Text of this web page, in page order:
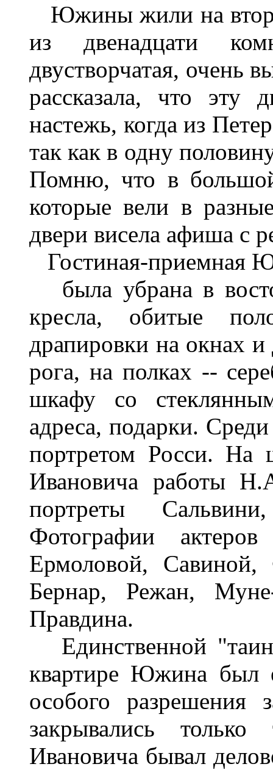
Южины жили на
из двенадцати
двустворчатая, очень
рассказала, что эту
настежь, когда из
так как в одну
Помню, что в
которые вели в
двери висела афиша с
Гостиная-приемная
была убрана в
кресла, обитые
драпировки на окнах и
рога, на полках --
шкафу со
адреса, подарки.
портретом Росси. На
Ивановича работы
портреты
Фотографии
Ермоловой,
Бернар, Режан,
Правдина.
Единственной
квартире Южина был
особого разрешения
закрывались
Ивановича бывал